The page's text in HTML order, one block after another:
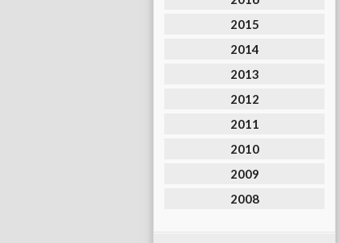
2015
2014
2013
2012
2011
2010
2009
2008